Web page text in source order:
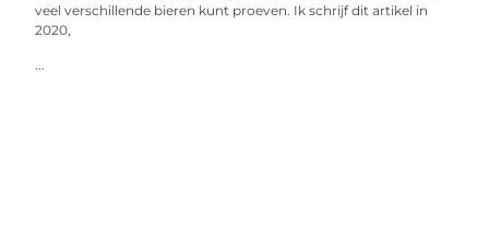
veel verschillende bieren kunt proeven. Ik schrijf dit artikel in
2020,
...